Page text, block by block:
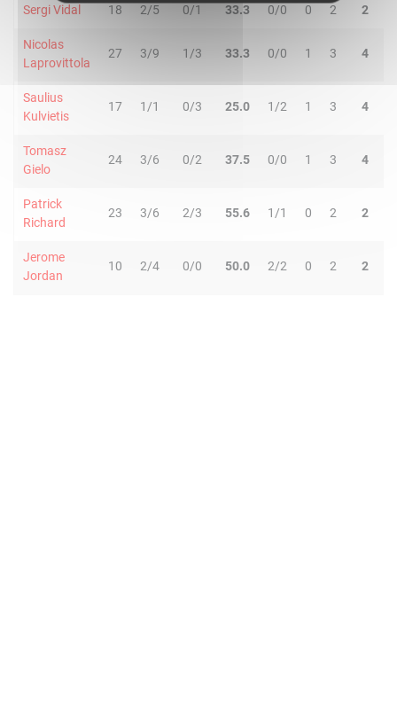
Sergi Vidal 18 2/5 0/1 33.3 0/0 0 2 2
Nicolas
Laprovittola
27 3/9 1/3 33.3 0/0 1 3 4
Saulius
Kulvietis
17 1/1 0/3 25.0 1/2 1 3 4
Tomasz
Gielo
24 3/6 0/2 37.5 0/0 1 3 4
Patrick
Richard
23 3/6 2/3 55.6 1/1 0 2 2
Jerome
Jordan
10 2/4 0/0 50.0 2/2 0 2 2